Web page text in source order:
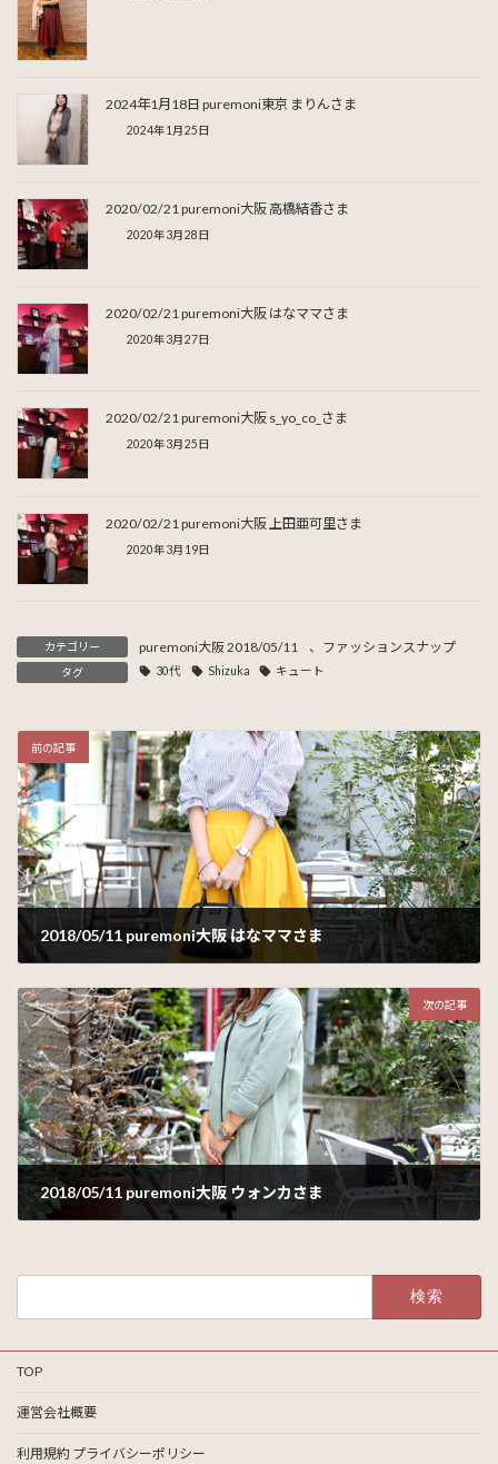
2024年1月18日 puremoni東京 まりんさま
2024年1月25日
2020/02/21 puremoni大阪 高橋結香さま
2020年3月28日
2020/02/21 puremoni大阪 はなママさま
2020年3月27日
2020/02/21 puremoni大阪 s_yo_co_さま
2020年3月25日
2020/02/21 puremoni大阪 上田亜可里さま
2020年3月19日
カテゴリー puremoni大阪 2018/05/11 、 ファッションスナップ
タグ 30代 Shizuka キュート
前の記事
2018/05/11 puremoni大阪 はなママさま
次の記事
2018/05/11 puremoni大阪 ウォンカさま
TOP
運営会社概要
利用規約 プライバシーポリシー